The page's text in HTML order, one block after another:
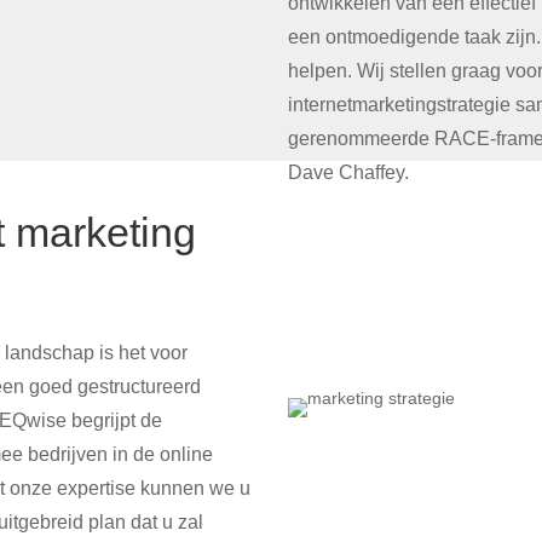
een ontmoedigende taak
helpen. Wij stellen graag
internetmarketingstrategie
gerenommeerde RACE-
Dave Chaffey.
marketing
is het voor
​​goed gestructureerd
begrijpt de
bedrijven in de online
onze expertise kunnen we u
plan dat u zal